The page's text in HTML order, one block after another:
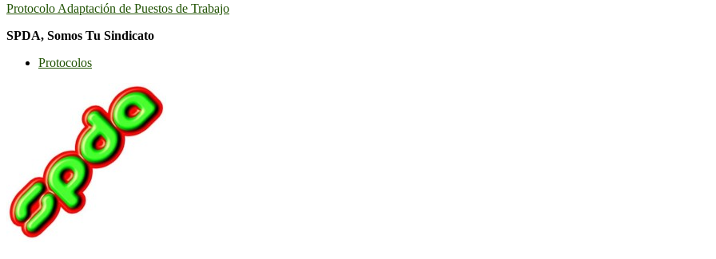
Protocolo Adaptación de Puestos de Trabajo
SPDA, Somos Tu Sindicato
Protocolos